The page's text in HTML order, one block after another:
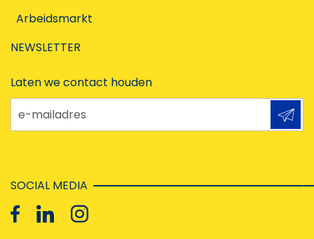
Arbeidsmarkt
NEWSLETTER
Laten we contact houden
e-mailadres
SOCIAL MEDIA